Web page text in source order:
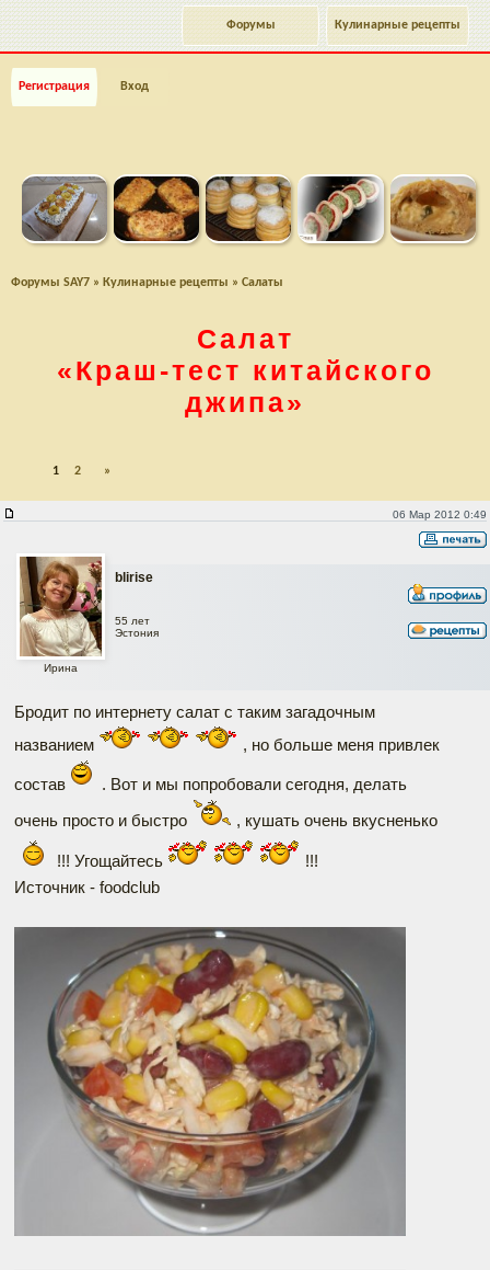
Кулинарные рецепты
Форумы
Регистрация Вход
Форумы SAY7 » Кулинарные рецепты » Салаты
Салат
«Краш-тест китайского
джипа»
1 2 »
06 Мар 2012 0:49
blirise
Ирина
55 лет
Эстония
Бродит по интернету салат с таким загадочным
названием
, но больше меня привлек
состав
. Вот и мы попробовали сегодня, делать
очень просто и быстро
, кушать очень вкусненько
!!! Угощайтесь
!!!
Источник - foodclub